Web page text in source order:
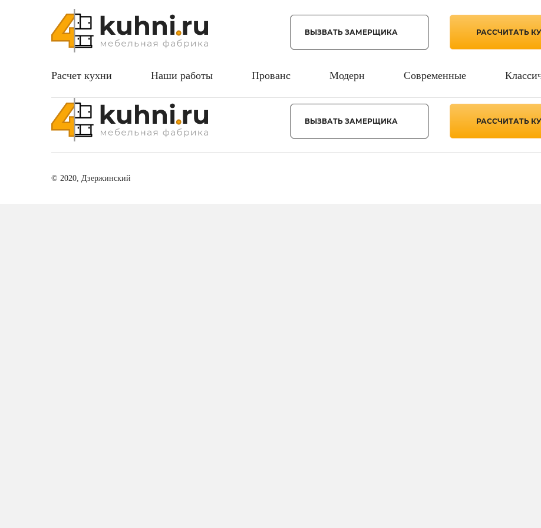
ВЫЗВАТЬ ЗАМЕРЩИКА РАССЧИТАТЬ
Расчет кухни Наши работы Прованс Модерн Современные
ВЫЗВАТЬ ЗАМЕРЩИКА РАССЧИТАТЬ
© 2020, Дзержинский